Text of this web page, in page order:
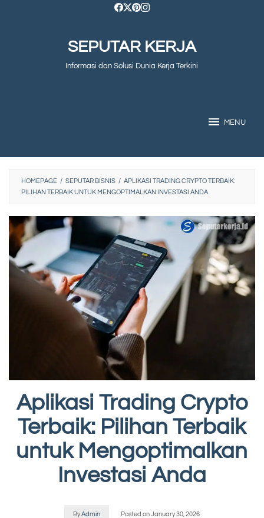
SEPUTAR KERJA
Informasi dan Solusi Dunia Kerja Terkini
MENU
HOMEPAGE / SEPUTAR BISNIS / APLIKASI TRADING CRYPTO TERBAIK:
PILIHAN TERBAIK UNTUK MENGOPTIMALKAN INVESTASI ANDA
Aplikasi Trading Crypto
Terbaik: Pilihan Terbaik
untuk Mengoptimalkan
Investasi Anda
ByAdmin Posted onJanuary 30, 2026